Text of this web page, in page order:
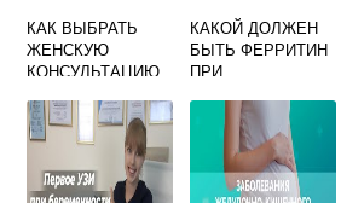
КАК ВЫБРАТЬ
ЖЕНСКУЮ
КОНСУЛЬТАЦИЮ
БЕРЕМЕННОСТИ
КАКОЙ ДОЛЖЕН
БЫТЬ ФЕРРИТИН
ПРИ